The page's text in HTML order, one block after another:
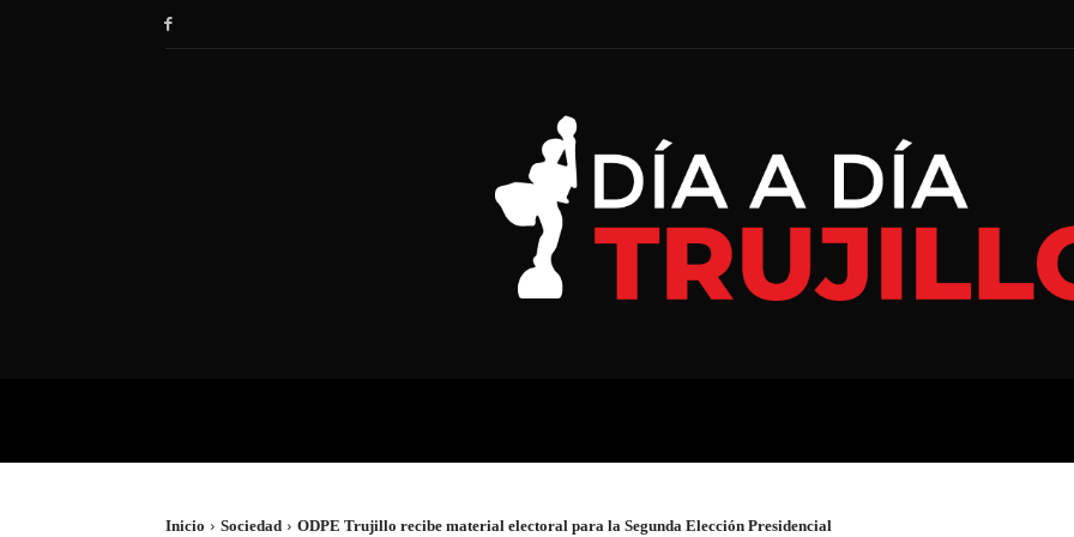
Inicio Sociedad ODPE Trujillo recibe material electoral para la Segunda Elección Presidencial